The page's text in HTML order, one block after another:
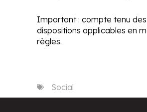
Important : compte tenu des
dispositions applicables en
règles.
Social